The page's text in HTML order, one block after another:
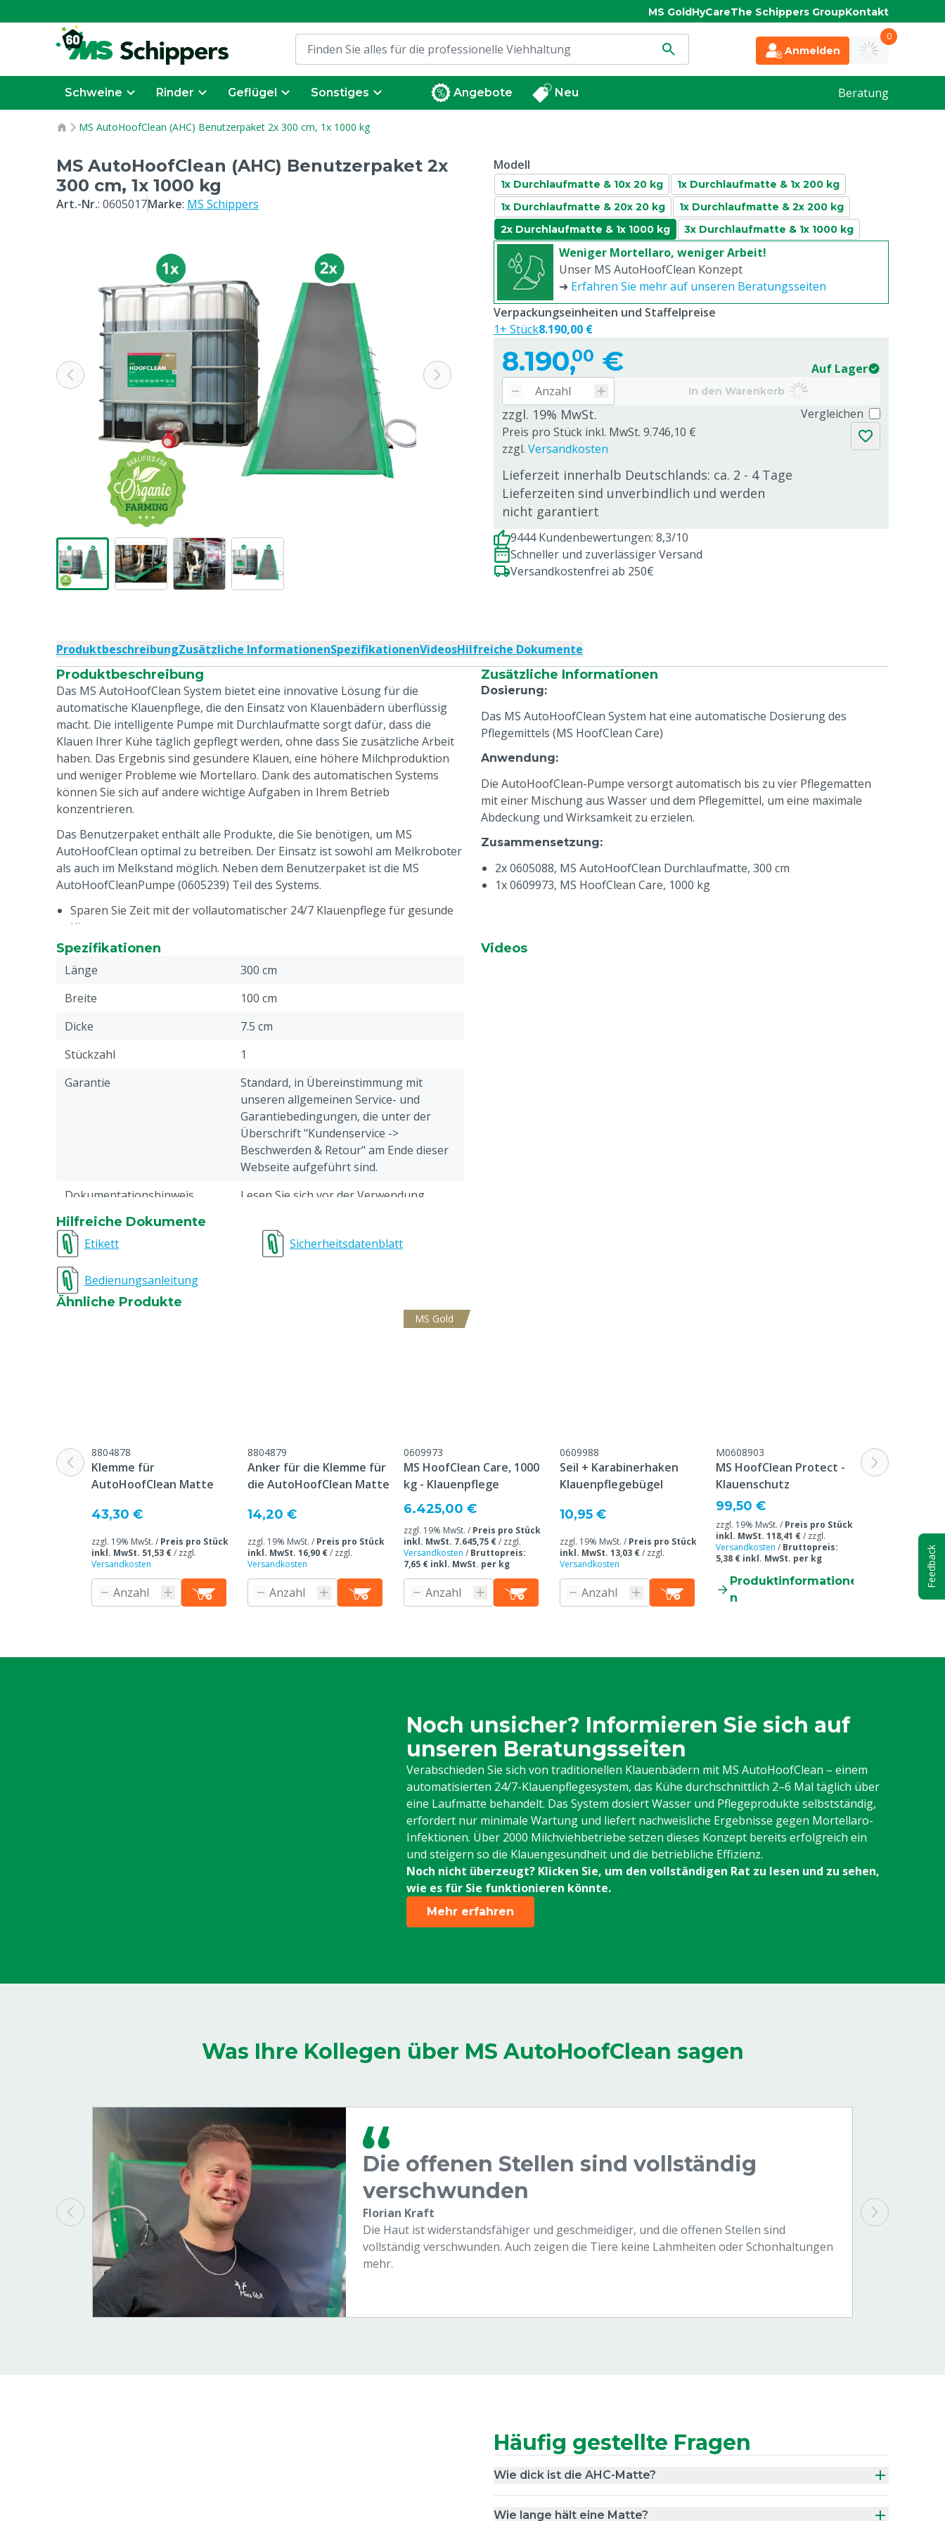
MS GoldHyCareThe Schippers GroupKontakt
Anmelden
0
Schweine Rinder Geflügel Sonstiges Angebote Neu Beratung
MS AutoHoofClean (AHC) Benutzerpaket 2x 300 cm, 1x 1000 kg
MS AutoHoofClean (AHC) Benutzerpaket 2x
300 cm, 1x 1000 kg
Art.-Nr.: 0605017Marke: MS Schippers
Modell
1x Durchlaufmatte & 10x 20 kg
1x Durchlaufmatte & 1x 200 kg
1x Durchlaufmatte & 20x 20 kg
1x Durchlaufmatte & 2x 200 kg
2x Durchlaufmatte & 1x 1000 kg
3x Durchlaufmatte & 1x 1000 kg
Weniger Mortellaro, weniger Arbeit!
Unser MS AutoHoofClean Konzept
➜ Erfahren Sie mehr auf unseren Beratungsseiten
8.190,00 € Auf Lager
In den Warenkorb
zzgl. 19% MwSt.
Preis pro Stück inkl. MwSt. 9.746,10 €
zzgl. Versandkosten
Lieferzeit innerhalb Deutschlands: ca. 2 - 4 Tage
Lieferzeiten sind unverbindlich und werden
nicht garantiert
Vergleichen
Verpackungseinheiten und Staffelpreise
1+ Stück8.190,00 €
9444 Kundenbewertungen: 8,3/10
Schneller und zuverlässiger Versand
Versandkostenfrei ab 250€
ProduktbeschreibungZusätzliche InformationenSpezifikationenVideosHilfreiche Dokumente
Produktbeschreibung
Das MS AutoHoofClean System bietet eine innovative Lösung für die
automatische Klauenpflege, die den Einsatz von Klauenbädern überflüssig
macht. Die intelligente Pumpe mit Durchlaufmatte sorgt dafür, dass die
Klauen Ihrer Kühe täglich gepflegt werden, ohne dass Sie zusätzliche Arbeit
haben. Das Ergebnis sind gesündere Klauen, eine höhere Milchproduktion
und weniger Probleme wie Mortellaro. Dank des automatischen Systems
können Sie sich auf andere wichtige Aufgaben in Ihrem Betrieb
konzentrieren.
Das Benutzerpaket enthält alle Produkte, die Sie benötigen, um MS
AutoHoofClean optimal zu betreiben. Der Einsatz ist sowohl am Melkroboter
als auch im Melkstand möglich. Neben dem Benutzerpaket ist die MS
AutoHoofCleanPumpe (0605239) Teil des Systems.
Sparen Sie Zeit mit der vollautomatischer 24/7 Klauenpflege für gesunde
Klauen
Vorbeugung von Mortellaro und anderen Klauenkrankheiten, mit weniger
Einfache Installation und minimale Wartung, keine Arbeit mehr mit
Klauenbädern
Bequem und stressfrei für die Kühe, ohne Verwendung von scharfen
Schnelle Ergebnisse mit bewährter Wirksamkeit
Zusätzliche Informationen
Dosierung:
Das MS AutoHoofClean System hat eine automatische Dosierung des
Pflegemittels (MS HoofClean Care)
Anwendung:
Die AutoHoofClean-Pumpe versorgt automatisch bis zu vier Pflegematten
mit einer Mischung aus Wasser und dem Pflegemittel, um eine maximale
Abdeckung und Wirksamkeit zu erzielen.
Zusammensetzung:
2x 0605088, MS AutoHoofClean Durchlaufmatte, 300 cm
1x 0609973, MS HoofClean Care, 1000 kg
Spezifikationen
Länge
300 cm
Breite
100 cm
Dicke
7.5 cm
Stückzahl
1
Garantie
Standard, in Übereinstimmung mit
unseren allgemeinen Service- und
Garantiebedingungen, die unter der
Überschrift "Kundenservice ->
Beschwerden & Retour" am Ende dieser
Webseite aufgeführt sind.
Dokumentationshinweis
Lesen Sie sich vor der Verwendung
durch.
Abschnitt / Bereich
Melkstand
Tierarten
Videos
Hilfreiche Dokumente
Etikett
Sicherheitsdatenblatt
Bedienungsanleitung
Ähnliche Produkte
8804878
Klemme für
AutoHoofClean Matte
43,30 €
zzgl. 19% MwSt. / Preis pro Stück
inkl. MwSt. 51,53 €/ zzgl.
Versandkosten
8804879
Anker für die Klemme für
die AutoHoofClean Matte
14,20 €
zzgl. 19% MwSt. / Preis pro Stück
inkl. MwSt. 16,90 €/ zzgl.
Versandkosten
MS Gold
0609973
MS HoofClean Care, 1000
kg - Klauenpflege
6.425,00 €
zzgl. 19% MwSt. / Preis pro Stück
inkl. MwSt. 7.645,75 €/ zzgl.
Versandkosten / Bruttopreis:
7,65 € inkl. MwSt. per kg
0609988
Seil + Karabinerhaken
Klauenpflegebügel
10,95 €
zzgl. 19% MwSt. / Preis pro Stück
inkl. MwSt. 13,03 €/ zzgl.
Versandkosten
M0608903
MS HoofClean Protect -
Klauenschutz
99,50 €
zzgl. 19% MwSt. / Preis pro Stück
inkl. MwSt. 118,41 €/ zzgl.
Versandkosten / Bruttopreis:
5,38 € inkl. MwSt. per kg
Produktinformatione
n
M0601166
MS Formades
inkl. MwSt.
Versandkosten/
2,32 € inkl.
Noch unsicher? Informieren Sie sich auf
unseren Beratungsseiten
Verabschieden Sie sich von traditionellen Klauenbädern mit MS AutoHoofClean – einem
automatisierten 24/7-Klauenpflegesystem, das Kühe durchschnittlich 2–6 Mal täglich über
eine Laufmatte behandelt. Das System dosiert Wasser und Pflegeprodukte selbstständig,
erfordert nur minimale Wartung und liefert nachweisliche Ergebnisse gegen Mortellaro-
Infektionen. Über 2000 Milchviehbetriebe setzen dieses Konzept bereits erfolgreich ein
und steigern so die Klauengesundheit und die betriebliche Effizienz.
Noch nicht überzeugt? Klicken Sie, um den vollständigen Rat zu lesen und zu sehen,
wie es für Sie funktionieren könnte.
Mehr erfahren
Was Ihre Kollegen über MS AutoHoofClean sagen
Die offenen Stellen sind vollständig
verschwunden
Florian Kraft
Die Haut ist widerstandsfähiger und geschmeidiger, und die offenen Stellen sind
vollständig verschwunden. Auch zeigen die Tiere keine Lahmheiten oder Schonhaltungen
mehr.
Häufig gestellte Fragen
Wie dick ist die AHC-Matte?
Wie lange hält eine Matte?
Feedback